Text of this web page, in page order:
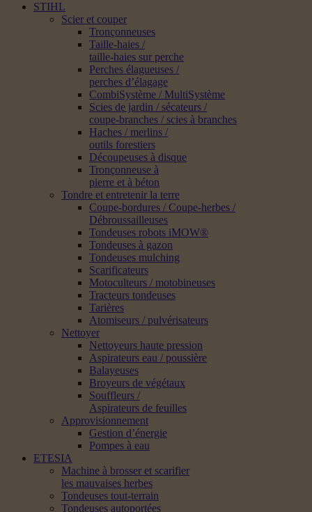
STIHL
Scier et couper
Tronçonneuses
Taille-haies /
taille-haies sur perche
Perches élagueuses /
perches d’élagage
CombiSystème / MultiSystème
Scies de jardin / sécateurs /
coupe-branches / scies à branches
Haches / merlins /
outils forestiers
Découpeuses à disque
Tronçonneuse à
pierre et à béton
Tondre et entretenir la terre
Coupe-bordures / Coupe-herbes /
Débroussailleuses
Tondeuses robots iMOW®
Tondeuses à gazon
Tondeuses mulching
Scarificateurs
Motoculteurs / motobineuses
Tracteurs tondeuses
Tarières
Atomiseurs / pulvérisateurs
Nettoyer
Nettoyeurs haute pression
Aspirateurs eau / poussière
Balayeuses
Broyeurs de végétaux
Souffleurs /
Aspirateurs de feuilles
Approvisionnement
Gestion d’énergie
Pompes à eau
ETESIA
Machine à brosser et scarifier
les mauvaises herbes
Tondeuses tout-terrain
Tondeuses autoportées